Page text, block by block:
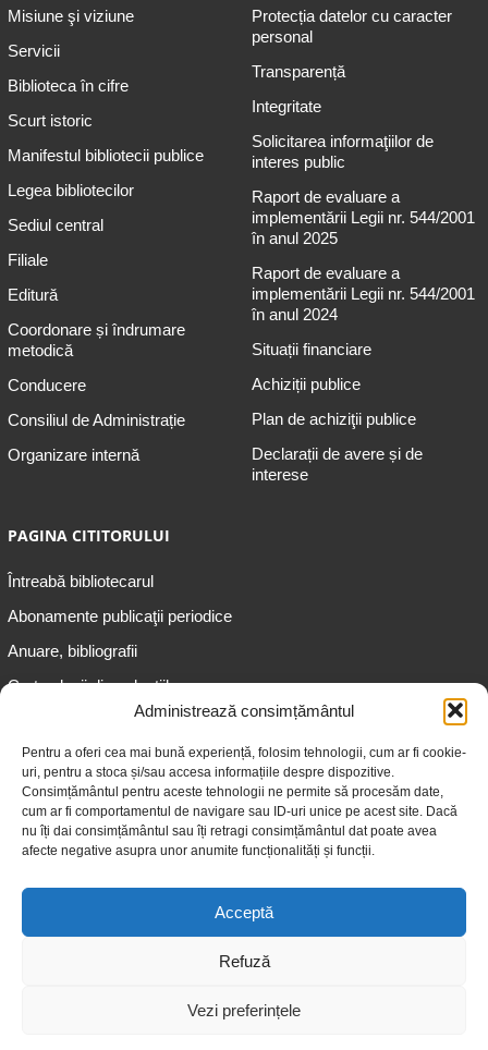
Administrează consimțământul
Pentru a oferi cea mai bună experiență, folosim tehnologii, cum ar fi cookie-
uri, pentru a stoca și/sau accesa informațiile despre dispozitive.
Consimțământul pentru aceste tehnologii ne permite să procesăm date,
cum ar fi comportamentul de navigare sau ID-uri unice pe acest site. Dacă
nu îți dai consimțământul sau îți retragi consimțământul dat poate avea
afecte negative asupra unor anumite funcționalități și funcții.
Acceptă
Refuză
Vezi preferințele
Misiune şi viziune
Servicii
Biblioteca în cifre
Scurt istoric
Manifestul bibliotecii publice
Legea bibliotecilor
Sediul central
Filiale
Editură
Coordonare și îndrumare
metodică
Conducere
Consiliul de Administrație
Organizare internă
Protecția datelor cu caracter
personal
Transparență
Integritate
Solicitarea informaţiilor de
interes public
Raport de evaluare a
implementării Legii nr. 544/2001
în anul 2025
Raport de evaluare a
implementării Legii nr. 544/2001
în anul 2024
Situații financiare
Achiziții publice
Plan de achiziţii publice
Declarații de avere și de
interese
PAGINA CITITORULUI
Întreabă bibliotecarul
Abonamente publicaţii periodice
Anuare, bibliografii
Cartea lunii din colecțiile
Informații pentru adolescenți
Informații pentru adulți
Informații pentru seniori
© 2026 Biblioteca Judeţeană „Gheorghe Asachi” Iaşi